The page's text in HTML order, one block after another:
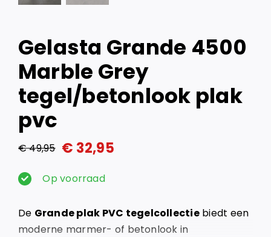
Gelasta Grande 4500
Marble Grey
tegel/betonlook plak
pvc
€49,95
Oorspronkelijke
prijs
€ 49,95.
€ 32,95
Huidige
prijs
€ 32,95.
Op voorraad
De Grande plak PVC tegelcollectiebiedt een
moderne marmer- of betonlook in